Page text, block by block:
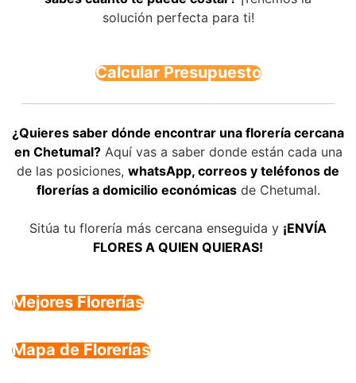
solución perfecta para ti!
Calcular Presupuesto
¿Quieres saber dónde encontrar una florería cercana
en Chetumal?Aquí vas a saber donde están cada una
de las posiciones, whatsApp, correos y teléfonos de
florerías a domicilio económicasde Chetumal.
Sitúa tu florería más cercana enseguida y ¡ENVÍA
FLORES A QUIEN QUIERAS!
Mejores Florerías
Mapa de Florerías